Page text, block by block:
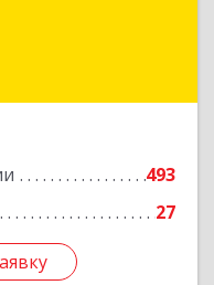
493
27
Красноярск г,